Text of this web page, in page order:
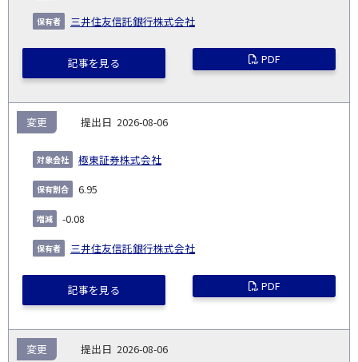
三井住友信託銀行株式会社
記事を見る PDF
2026-08-06
極東証券株式会社
変更
6.95
-0.08
三井住友信託銀行株式会社
記事を見る PDF
2026-08-06
変更